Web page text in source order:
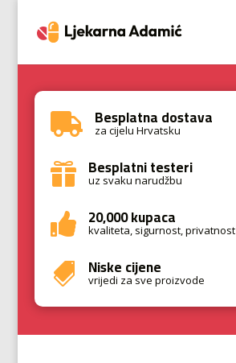
 Besplatna dostava
za cijelu Hrvatsku
 Besplatni testeri
uz svaku narudžbu
 20,000 kupaca
kvaliteta, sigurnost, privatnost
 Niske cijene
vrijedi za sve proizvode